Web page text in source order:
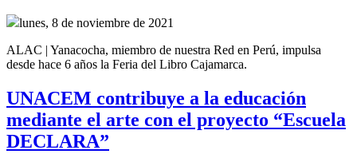
lunes, 8 de noviembre de 2021
ALAC | Yanacocha, miembro de nuestra Red en Perú, impulsa
desde hace 6 años la Feria del Libro Cajamarca.
UNACEM contribuye a la educación
mediante el arte con el proyecto “Escuela
DECLARA”